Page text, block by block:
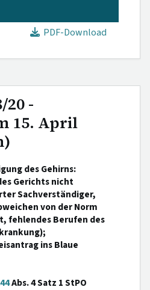
PDF-Download
20 -
15. April
des Gehirns:
Gerichts nicht
Sachverständiger,
von der Norm
fehlendes Berufen des
ins Blaue
Abs. 4 Satz 1 StPO